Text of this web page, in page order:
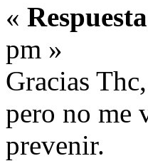
«
pm »
Gracias
pero no me
prevenir.